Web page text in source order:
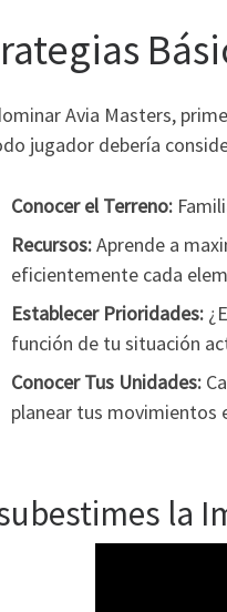
Avia Masters,
jugador debería
Conocer el Terreno:
Recursos:Aprende a
eficientemente cada
Establecer Prioridades:
función de tu situación
Conocer Tus Unidades:
planear tus movimientos
la